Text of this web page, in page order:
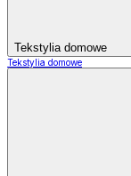
Tekstylia domowe
Tekstylia domowe